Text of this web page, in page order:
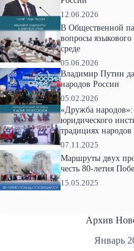
12.06.2026
В Общественной
вопросы
среде
05.06.2026
Владимир Путин
народов России
05.02.2026
«Дружба
юридического
традициях народов
07.11.2025
Маршруты двух
честь 80-летия
15.05.2025
Архив
Январь